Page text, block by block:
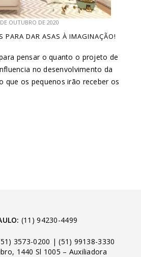
OUTUBRO DE 2020
PARA DAR ASAS À IMAGINAÇÃO!
pensar o quanto o projeto de
no desenvolvimento da
que os pequenos irão receber os
(11) 94230-4499
3573-0200 |(51) 99138-3330
1440 Sl 1005 – Auxiliadora